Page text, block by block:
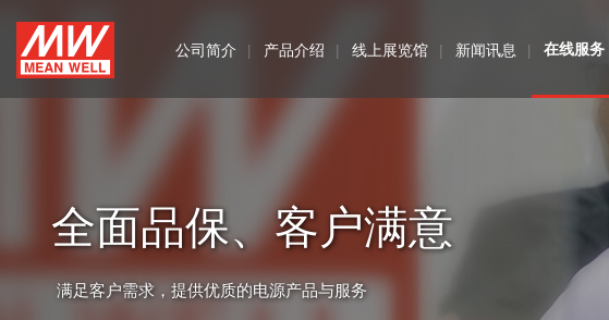
MEAN
WELL
公司简介 产品介绍 线上展览馆 新闻讯息 在线服务
全面品保、客户满意
满足客户需求，提供优质的电源产品与服务